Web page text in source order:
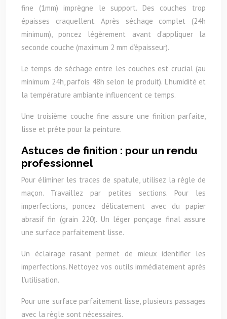
fine (1mm) imprègne le support. Des couches trop
épaisses craquellent. Après séchage complet (24h
minimum), poncez légèrement avant d’appliquer la
seconde couche (maximum 2 mm d’épaisseur).
Le temps de séchage entre les couches est crucial (au
minimum 24h, parfois 48h selon le produit). L’humidité et
la température ambiante influencent ce temps.
Une troisième couche fine assure une finition parfaite,
lisse et prête pour la peinture.
Astuces de finition : pour un rendu
professionnel
Pour éliminer les traces de spatule, utilisez la règle de
maçon. Travaillez par petites sections. Pour les
imperfections, poncez délicatement avec du papier
abrasif fin (grain 220). Un léger ponçage final assure
une surface parfaitement lisse.
Un éclairage rasant permet de mieux identifier les
imperfections. Nettoyez vos outils immédiatement après
l’utilisation.
Pour une surface parfaitement lisse, plusieurs passages
avec la règle sont nécessaires.